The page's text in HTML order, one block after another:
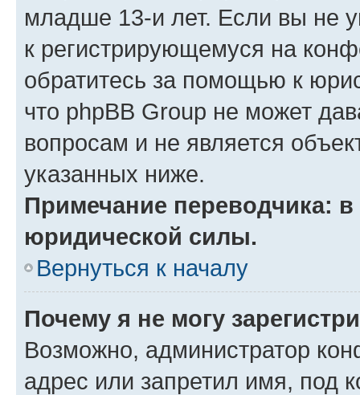
младше 13-и лет. Если вы не
к регистрирующемуся на
обратитесь за помощью к
что phpBB Group не может
вопросам и не является
указанных ниже.
Примечание переводчика:
юридической силы.
Вернуться к началу
Почему я не могу
Возможно, администратор
адрес или запретил имя, под